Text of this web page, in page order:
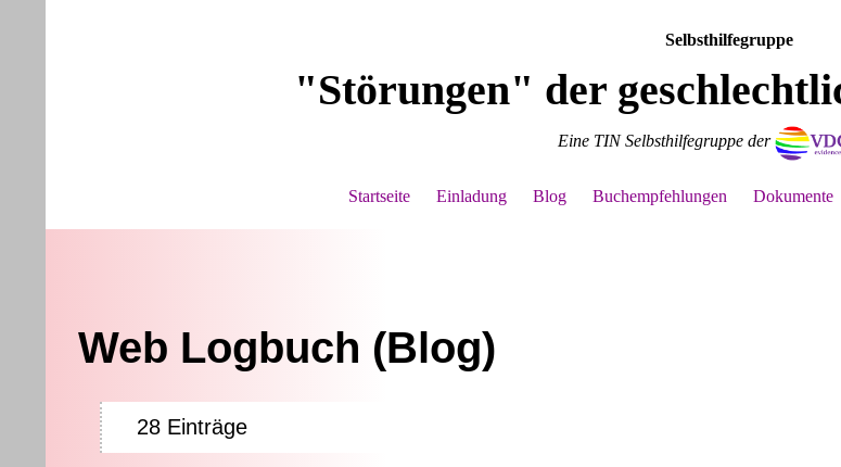
Selbsthilfegruppe
"Störungen" der
Eine TIN Selbsthilfegruppe der
Startseite Einladung Blog Buchempfehlungen Dokumente
Web Logbuch (Blog)
28 Einträge